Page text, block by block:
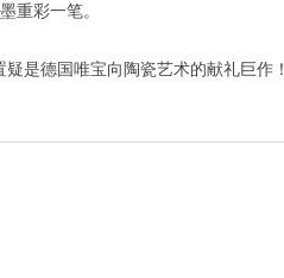
重彩一笔。
是德国唯宝向陶瓷艺术的献礼巨作！